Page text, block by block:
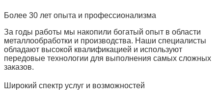
Более 30 лет опыта и профессионализма
За годы работы мы накопили богатый опыт в области
металлообработки и производства. Наши специалисты
обладают высокой квалификацией и используют
передовые технологии для выполнения самых сложных
заказов.
Широкий спектр услуг и возможностей